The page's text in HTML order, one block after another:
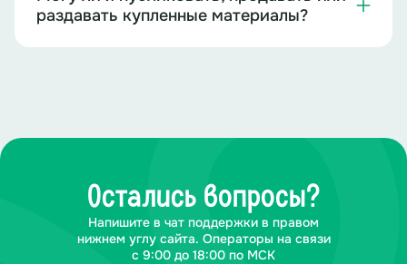
раздавать купленные материалы?
Остались вопросы?
Напишите в чат поддержки в правом
нижнем углу сайта. Операторы на связи
с 9:00 до 18:00 по МСК